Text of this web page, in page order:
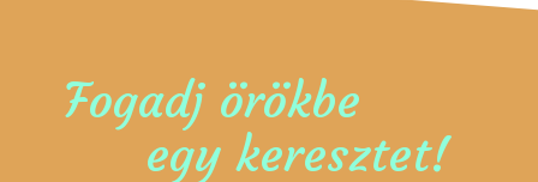
Fogadj örökbe
egy keresztet!